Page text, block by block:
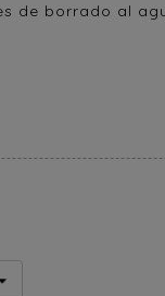
de borrado al